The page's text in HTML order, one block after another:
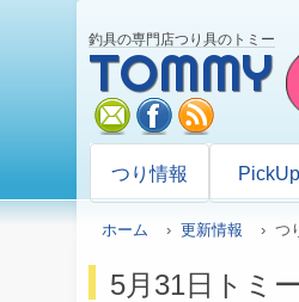
釣具の専門店つり具のトミー
TOMMY
mail facebook
つり情報 PickUp
ホーム › 更新情報 › つ
5月31日トミ